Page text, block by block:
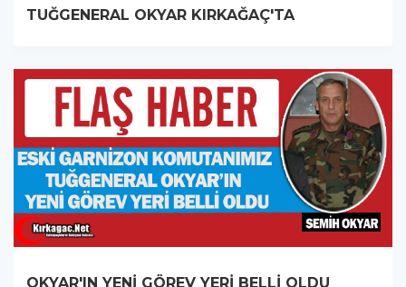
TUĞGENERAL OKYAR KIRKAĞAÇ'TA
OKYAR'IN YENİ GÖREV YERİ BELLİ OLDU